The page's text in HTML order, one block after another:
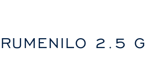
RUMENILO 2.5 G